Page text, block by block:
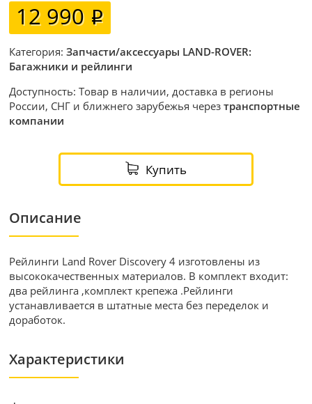
12 990
Категория:Запчасти/аксессуары LAND-ROVER:
Багажники и рейлинги
Доступность: Товар в наличии, доставка в регионы
России, СНГ и ближнего зарубежья черезтранспортные
компании
Купить
Описание
Рейлинги Land Rover Discovery 4 изготовлены из
высококачественных материалов. В комплект входит:
два рейлинга ,комплект крепежа .Рейлинги
устанавливается в штатные места без переделок и
доработок.
Характеристики